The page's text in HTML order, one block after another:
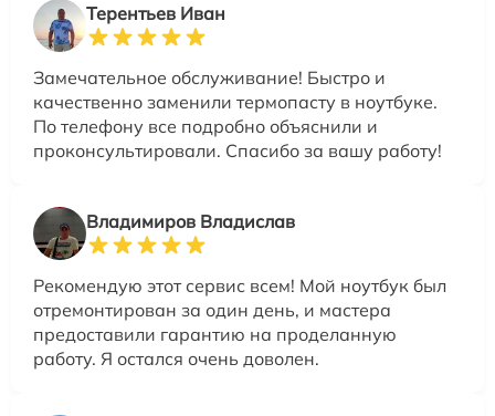
Терентьев Иван
Замечательное обслуживание! Быстро и
качественно заменили термопасту в ноутбуке.
По телефону все подробно объяснили и
проконсультировали. Спасибо за вашу работу!
Владимиров Владислав
Рекомендую этот сервис всем! Мой ноутбук был
отремонтирован за один день, и мастера
предоставили гарантию на проделанную
работу. Я остался очень доволен.